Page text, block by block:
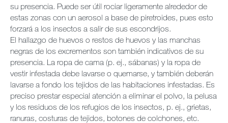
su presencia. Puede ser útil rociar ligeramente alrededor de
estas zonas con un aerosol a base de piretroides, pues esto
forzará a los insectos a salir de sus escondrijos.
El hallazgo de huevos o restos de huevos y las manchas
negras de los excrementos son también indicativos de su
presencia. La ropa de cama (p. ej., sábanas) y la ropa de
vestir infestada debe lavarse o quemarse, y también deberán
lavarse a fondo los tejidos de las habitaciones infestadas. Es
preciso prestar especial atención a eliminar el polvo, la pelusa
y los residuos de los refugios de los insectos, p. ej., grietas,
ranuras, costuras de tejidos, botones de colchones, etc.